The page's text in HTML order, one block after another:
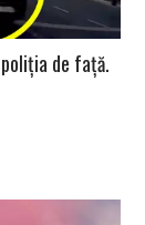
de față.